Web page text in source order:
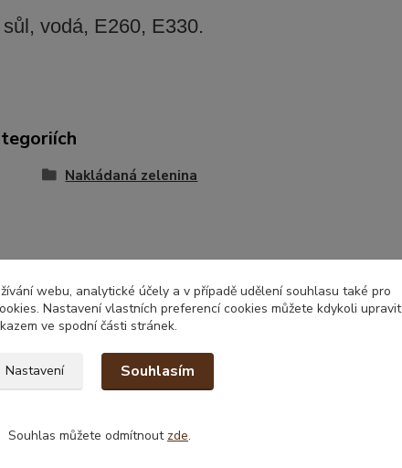
vodá, E260, E330.
Nakládaná zelenina
webu, analytické účely a v případě udělení souhlasu také pro
Nastavení vlastních preferencí cookies můžete kdykoli upravit
ve spodní části stránek.
Nastavení Souhlasím
Souhlas můžete odmítnout zde.